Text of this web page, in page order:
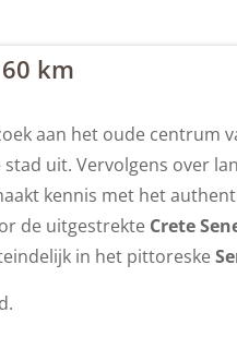
km
aan het oude centrum
uit. Vervolgens over
kennis met het
de uitgestrekte Crete
in het pittoreske